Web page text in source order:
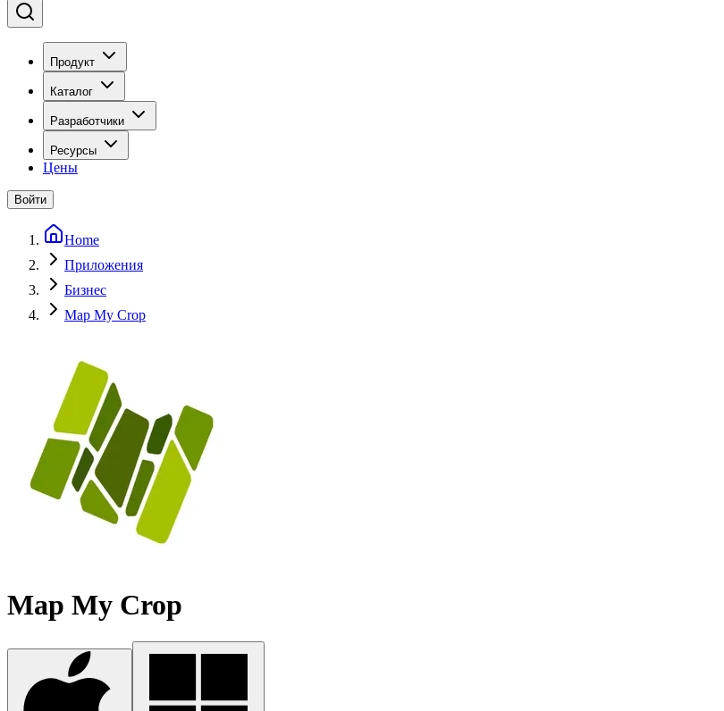
Продукт
Каталог
Разработчики
Ресурсы
Цены
Войти
Home
Приложения
Бизнес
Map My Crop
Map My Crop